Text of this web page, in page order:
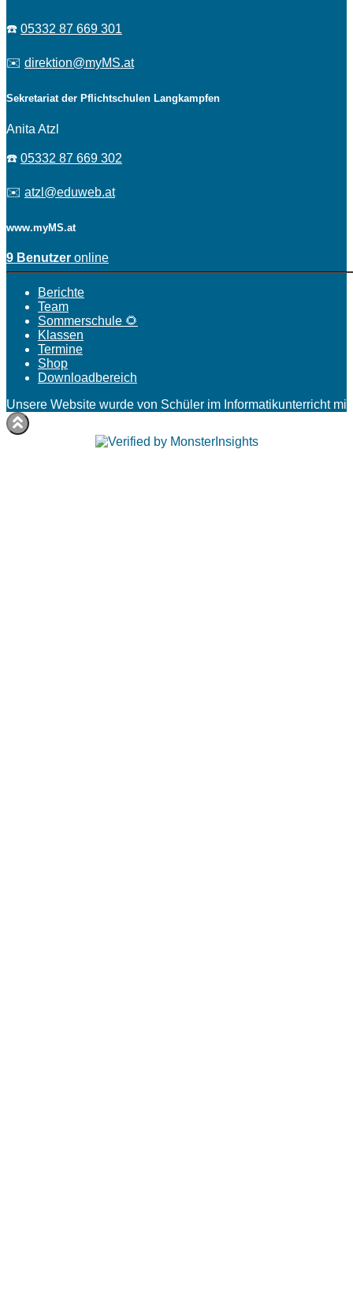
☎️ 05332 87 669 301
✉️ direktion@myMS.at
Sekretariat der Pflichtschulen Langkampfen
Anita Atzl
☎️ 05332 87 669 302
✉️ atzl@eduweb.at
www.myMS.at
9 Benutzer online
Berichte
Team
Sommerschule 🌻
Klassen
Termine
Shop
Downloadbereich
Unsere Website wurde von Schüler im Informatikunterricht